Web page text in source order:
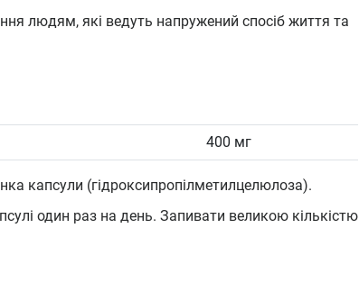
людям, які ведуть напружений спосіб життя та
400 мг
капсули (гідроксипропілметилцелюлоза).
один раз на день. Запивати великою кількістю